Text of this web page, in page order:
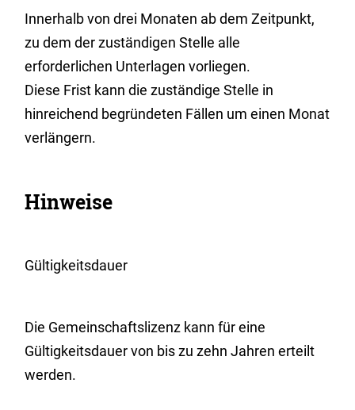
Innerhalb von drei Monaten ab dem Zeitpunkt,
zu dem der zuständigen Stelle alle
erforderlichen Unterlagen vorliegen.
Diese Frist kann die zuständige Stelle in
hinreichend begründeten Fällen um einen Monat
verlängern.
Hinweise
Gültigkeitsdauer
Die Gemeinschaftslizenz kann für eine
Gültigkeitsdauer von bis zu zehn Jahren erteilt
werden.